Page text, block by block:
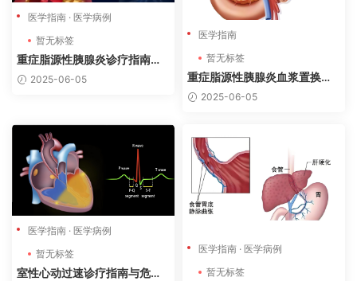
医学指南 · 医学病例
暂无标签
重症脂源性胰腺炎诊疗指南与
抢救病例分析
2025-06-05
医学指南
暂无标签
重症脂源性胰腺炎血浆置换指
征指南（2025）
2025-06-05
医学指南 · 医学病例
暂无标签
室性心动过速诊疗指南与危重
医学指南 · 医学病例
暂无标签